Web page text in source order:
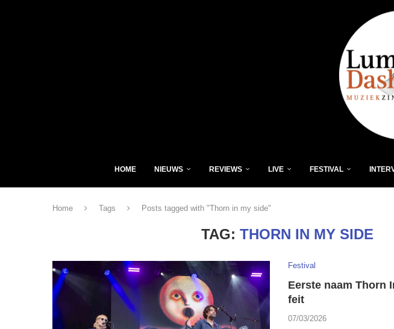
HOME NIEUWS REVIEWS LIVE FESTIVAL
Home Tags Posts tagged with "Thorn in my side"
TAG: THORN IN MY SIDE
Festival
Eerste naam Thorn
feit
07/03/2026